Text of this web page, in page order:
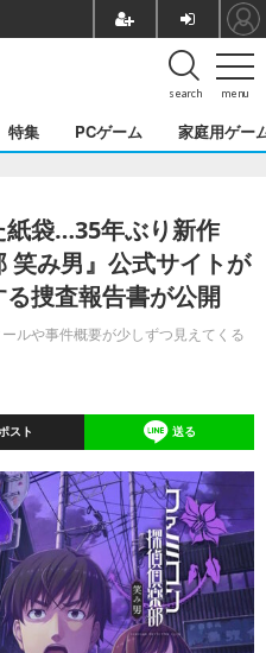
menu
search
特集 PCゲーム 家庭用ゲー
紙袋…35年ぶり新作
笑み男』公式サイトが
捜査報告書が公開
ルや事件概要が少しずつ見えてくる
ポスト 送る